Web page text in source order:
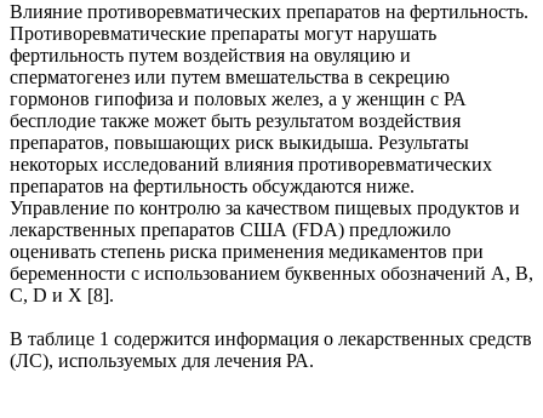
Влияние противоревматических препаратов на фертильность.
Противоревматические препараты могут нарушать
фертильность путем воздействия на овуляцию и
сперматогенез или путем вмешательства в секрецию
гормонов гипофиза и половых желез, а у женщин с РА
бесплодие также может быть результатом воздействия
препаратов, повышающих риск выкидыша. Результаты
некоторых исследований влияния противоревматических
препаратов на фертильность обсуждаются ниже.
Управление по контролю за качеством пищевых продуктов и
лекарственных препаратов США (FDA) предложило
оценивать степень риска применения медикаментов при
беременности с использованием буквенных обозначений A, B,
C, D и X [8].
В таблице 1 содержится информация о лекарственных средств
(ЛС), используемых для лечения РА.